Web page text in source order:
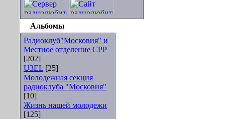
Альбомы
Радиоклуб"Московия" и
Местное отделение СРР
[202]
U3EL [25]
Молодежная секция
радиоклуба "Московия"
[10]
Жизнь нашей молодежи
[125]